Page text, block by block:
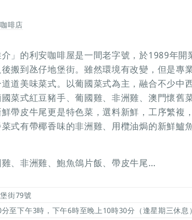
啡店
」的利安咖啡屋是一間老字號，於1989年開
搬到氹仔地堡街。雖然環境有改變，但是專
道美味菜式。以葡國菜式為主，融合不少中
菜式紅豆豬手、葡國雞、非洲雞、澳門懷舊
帶皮牛尾更是特色菜，選料新鮮，工序繁複
式有帶椰香味的非洲雞、用欖油焗的新鮮鱸
、非洲雞、鮑魚鴿片飯、帶皮牛尾…
街79號
至下午3時，下午6時至晚上10時30分（逢星期三休息）